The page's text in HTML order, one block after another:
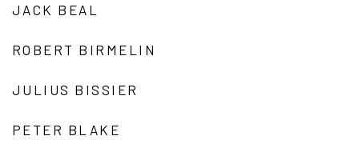
JACK BEAL
ROBERT BIRMELIN
JULIUS BISSIER
PETER BLAKE